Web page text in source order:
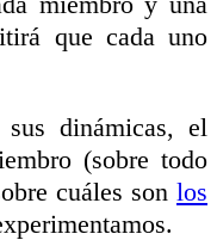
que cada uno
dinámicas, el
(sobre todo
cuáles son los